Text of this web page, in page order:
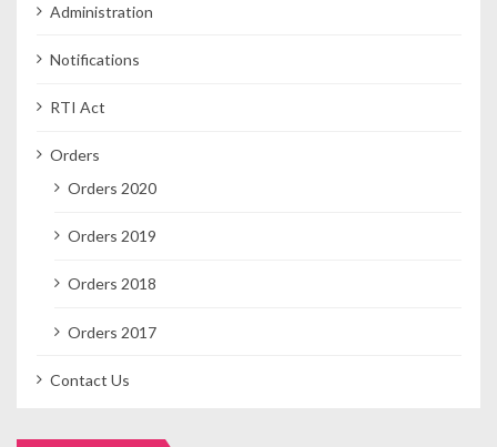
Administration
Notifications
RTI Act
Orders
Orders 2020
Orders 2019
Orders 2018
Orders 2017
Contact Us